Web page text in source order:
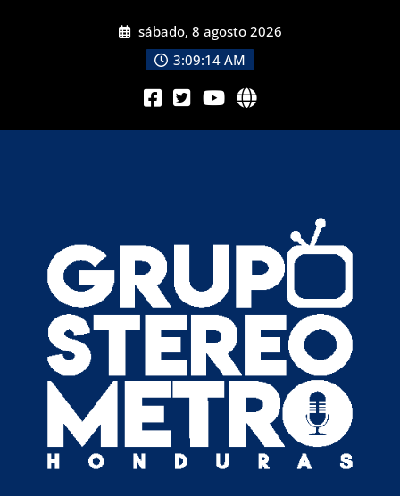
sábado, 8 agosto 2026
3:09:16 AM